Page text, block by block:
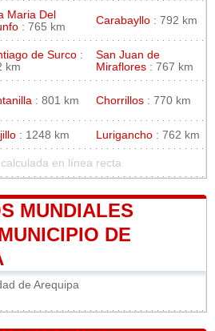
Maria Del
: 765 km
Carabayllo : 792 km
de Surco :
km
San Juan de
Miraflores : 767 km
: 801 km Chorrillos : 770 km
: 1248 km Lurigancho : 762 km
en línea recta
MUNDIALES
DE
de Arequipa